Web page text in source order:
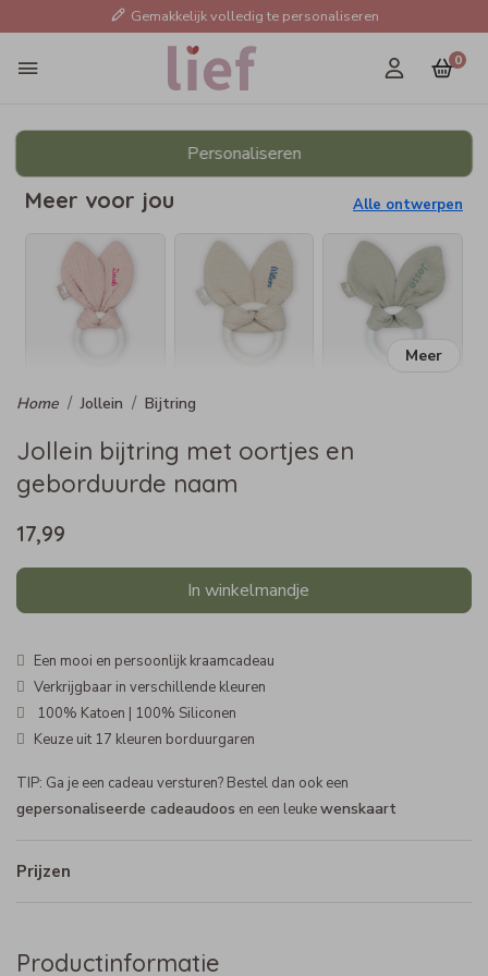
Gemakkelijk volledig te personaliseren
0
Personaliseren
Meer voor jou Alle ontwerpen
Meer
Jollein Bijtring
Jollein bijtring met oortjes en
geborduurde naam
17,99
In winkelmandje
Een mooi en persoonlijk kraamcadeau
Verkrijgbaar in verschillende kleuren
100% Katoen | 100% Siliconen
Keuze uit 17 kleuren borduurgaren
TIP: Ga je een cadeau versturen? Bestel dan ook een
gepersonaliseerde cadeaudoos en een leukewenskaart
Prijzen
Productinformatie